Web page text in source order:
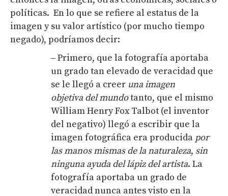
políticas. En lo que se refiere al estatus de la
imagen y su valor artístico (por mucho tiempo
negado), podríamos decir:
‒ Primero, que la fotografía aportaba
un grado tan elevado de veracidad que
se le llegó a creer una imagen
objetiva del mundotanto, que el mismo
William Henry Fox Talbot (el inventor
del negativo) llegó a escribir que la
imagen fotográfica era producida por
las manos mismas de la naturaleza, sin
ninguna ayuda del lápiz del artista. La
fotografía aportaba un grado de
veracidad nunca antes visto en la